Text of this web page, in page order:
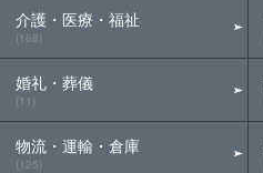
介護・医療・福祉
(168)
婚礼・葬儀
(11)
物流・運輸・倉庫
(125)